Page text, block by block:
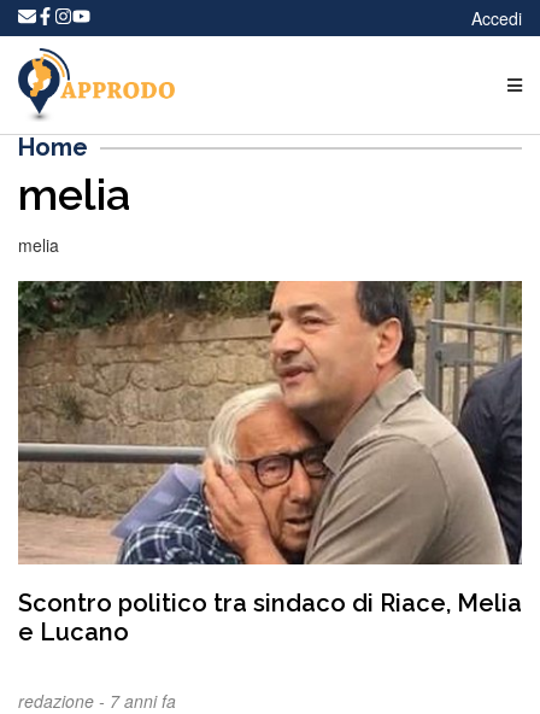
Accedi
Home
melia
melia
Scontro politico tra sindaco di Riace, Melia
e Lucano
redazione - 7 anni fa